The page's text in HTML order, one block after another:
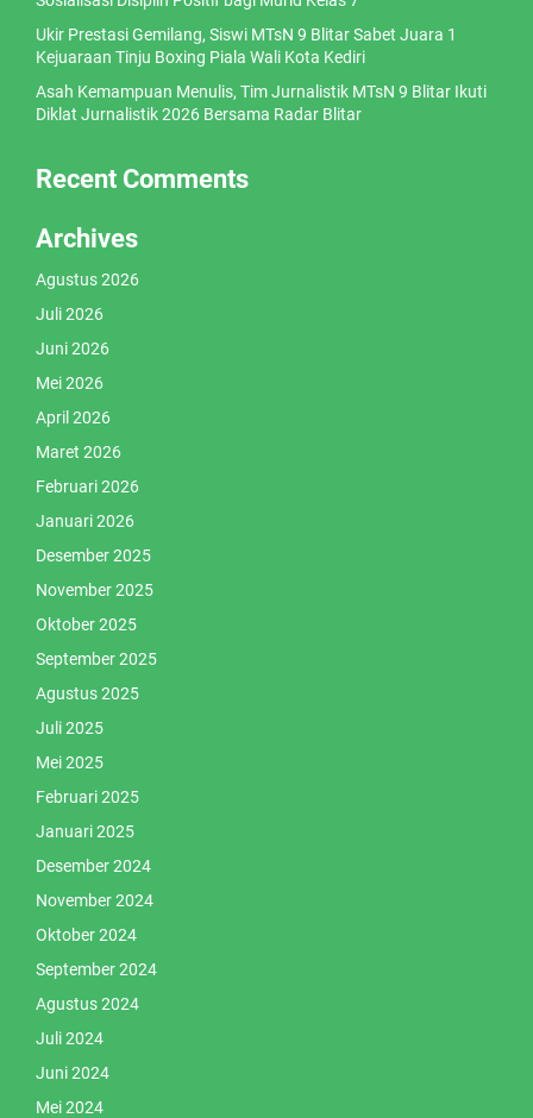
Ukir Prestasi Gemilang, Siswi MTsN 9 Blitar Sabet Juara 1
Kejuaraan Tinju Boxing Piala Wali Kota Kediri
Asah Kemampuan Menulis, Tim Jurnalistik MTsN 9 Blitar Ikuti
Diklat Jurnalistik 2026 Bersama Radar Blitar
Recent Comments
Archives
Agustus 2026
Juli 2026
Juni 2026
Mei 2026
April 2026
Maret 2026
Februari 2026
Januari 2026
Desember 2025
November 2025
Oktober 2025
September 2025
Agustus 2025
Juli 2025
Mei 2025
Februari 2025
Januari 2025
Desember 2024
November 2024
Oktober 2024
September 2024
Agustus 2024
Juli 2024
Juni 2024
Mei 2024